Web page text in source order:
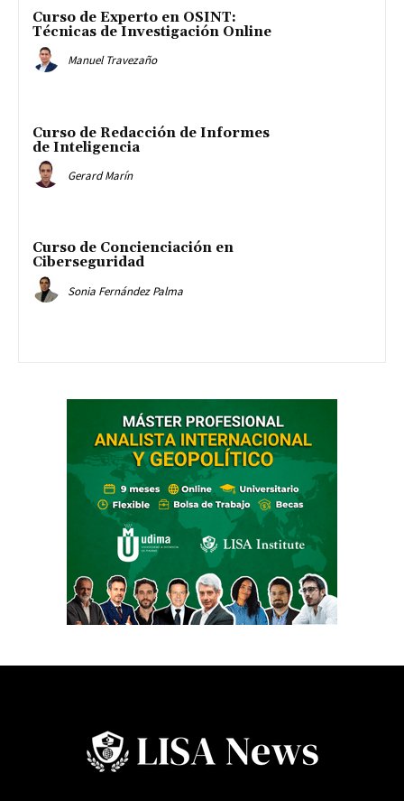
Curso de Experto en OSINT:
Técnicas de Investigación Online
Manuel Travezaño
Curso de Redacción de Informes
de Inteligencia
Gerard Marín
Curso de Concienciación en
Ciberseguridad
Sonia Fernández Palma